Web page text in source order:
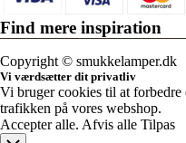
Find mere inspiration
Copyright © smukkelamper.dk
Vi værdsætter dit privatliv
Vi bruger cookies til at forbedre
trafikken på vores webshop.
Accepter alle. Afvis alle Tilpas